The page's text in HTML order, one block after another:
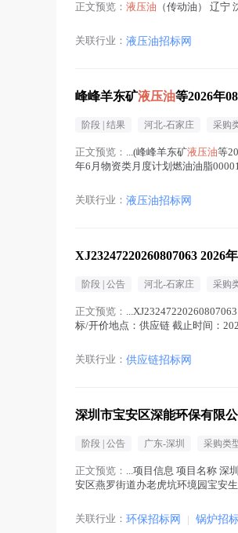
正文预览： 液压油 （传动油） 辽宁
关联行业： 液压油招标网
峰峰羊东矿液压油等2026年
阶段 | 结果 河北-石家庄 采购
正文预览： ...(峰峰羊东矿液压油等
年6月物资类月度计划燃油油脂
关联行业： 液压油招标网
XJ23247220260807063
阶段 | 公告 河北-石家庄 采购
正文预览：
标/开价地点：供应链 截止时间：
关联行业： 供应链招标网
深圳市宝安区深能环保有限
阶段 | 公告 广东-深圳 采购类型
正文预览： ...项目信息 项目名称 深
安区燕罗街道办老虎坑环境园宝安
关联行业： 环保招标网 | 锅炉招